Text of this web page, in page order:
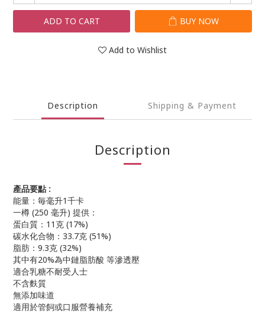
ADD TO CART BUY NOW
Add to Wishlist
Description Shipping & Payment
Description
產品要點 :
能量：毎毫升1千卡
一樽 (250 毫升) 提供：
蛋白質：11克 (17%)
碳水化合物：33.7克 (51%)
脂肪：9.3克 (32%)
其中有20%為中鏈脂肪酸 等滲透壓
適合乳糖不耐受人士
不含麩質
無添加味道
適用於管飼或口服營養補充